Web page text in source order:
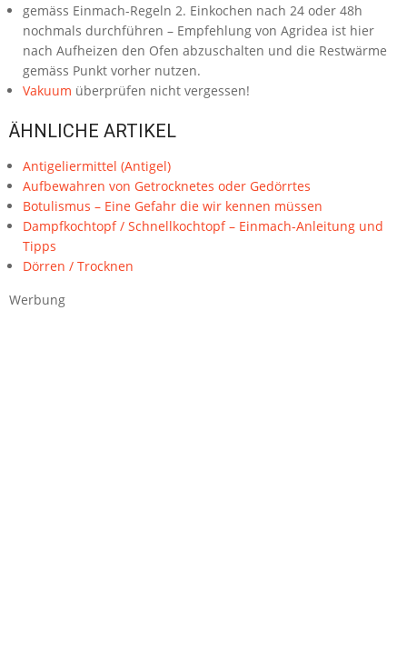
gemäss Einmach-Regeln 2. Einkochen nach 24 oder 48h
nochmals durchführen – Empfehlung von Agridea ist hier
nach Aufheizen den Ofen abzuschalten und die Restwärme
gemäss Punkt vorher nutzen.
Vakuum überprüfen nicht vergessen!
ÄHNLICHE ARTIKEL
Antigeliermittel (Antigel)
Aufbewahren von Getrocknetes oder Gedörrtes
Botulismus – Eine Gefahr die wir kennen müssen
Dampfkochtopf / Schnellkochtopf – Einmach-Anleitung und
Tipps
Dörren / Trocknen
Werbung